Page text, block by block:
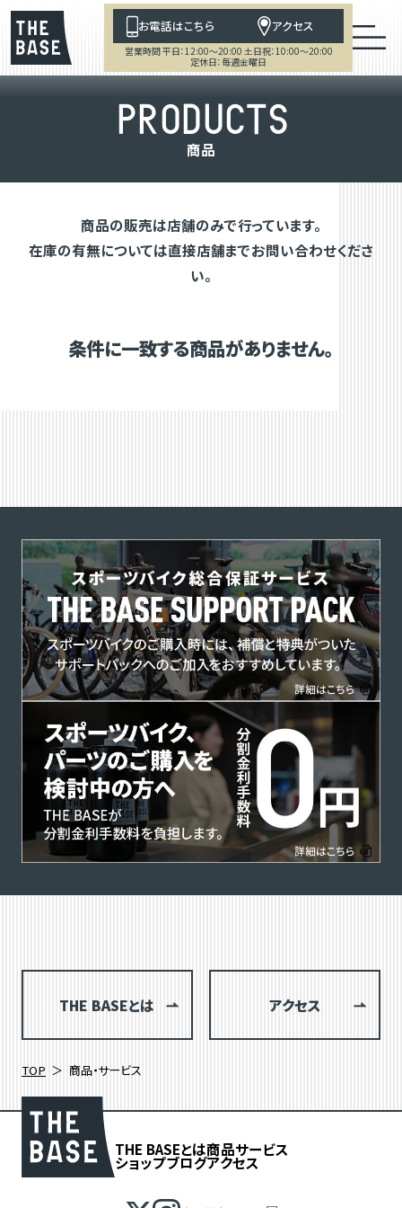
お電話はこちら アクセス
営業時間 平日：12:00～20:00 土日祝：10:00～20:00
定休日：毎週金曜日
PRODUCTS
商品
商品の販売は店舗のみで行っています。
在庫の有無については直接店舗までお問い合わせくださ
い。
条件に一致する商品がありません。
THE BASEとは アクセス
TOP 商品・サービス
THE BASEとは商品サービス
ショップブログアクセス